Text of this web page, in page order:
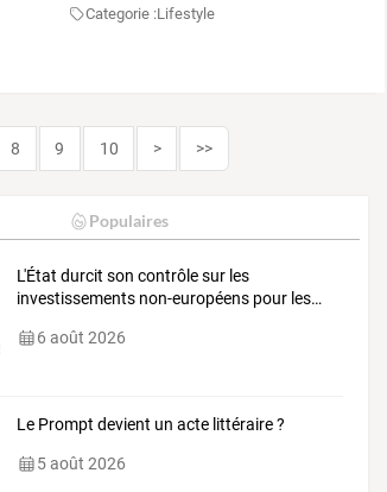
Categorie :Lifestyle
8 9 10 > >>
Populaires
L'État durcit son contrôlesur les
investissements non-européens pour les…
6 août 2026
Le Prompt devient un acte littéraire ?
5 août 2026